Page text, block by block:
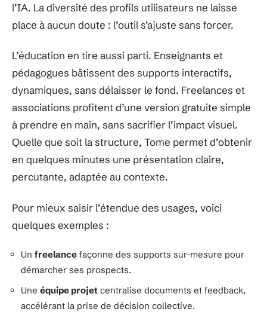
l’IA. La diversité des profils utilisateurs ne laisse
place à aucun doute : l’outil s’ajuste sans forcer.
L’éducation en tire aussi parti. Enseignants et
pédagogues bâtissent des supports interactifs,
dynamiques, sans délaisser le fond. Freelances et
associations profitent d’une version gratuite simple
à prendre en main, sans sacrifier l’impact visuel.
Quelle que soit la structure, Tome permet d’obtenir
en quelques minutes une présentation claire,
percutante, adaptée au contexte.
Pour mieux saisir l’étendue des usages, voici
quelques exemples :
Un freelance façonne des supports sur-mesure pour
démarcher ses prospects.
Une équipe projet centralise documents et feedback,
accélérant la prise de décision collective.